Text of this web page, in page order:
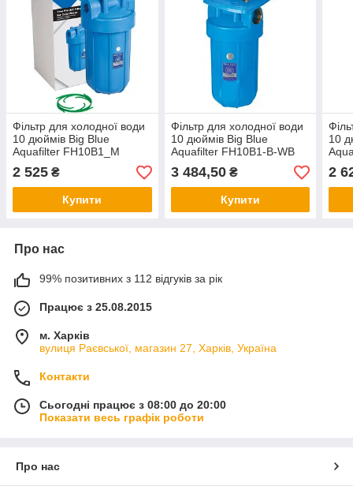
Фільтр для холодної води
10 дюймів Big Blue
Aquafilter FH10B1_M
2 525 ₴
Купити
Фільтр для холодної води
10 дюймів Big Blue
Aquafilter FH10B1-B-WB
3 484,50₴
Купити
10
2
Про нас
99% позитивних з 112 відгуків за рік
Працює з 25.08.2015
м. Харків
вулиця Раєвської, магазин 27, Харків, Україна
Контакти
Сьогодні працює з 08:00 до 20:00
Показати весь графік роботи
Про нас